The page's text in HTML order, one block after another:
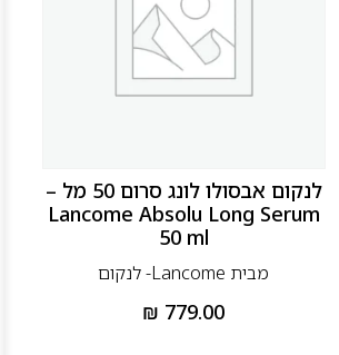
לנקום אבסולו לונג סרום 50 מל –
Lancome Absolu Long Serum
50 ml
מבית Lancome- לנקום
₪ 779.00